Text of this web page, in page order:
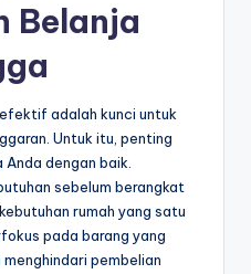
Belanja
adalah kunci untuk
Untuk itu, penting
dengan baik.
sebelum berangkat
rumah yang satu
pada barang yang
pembelian